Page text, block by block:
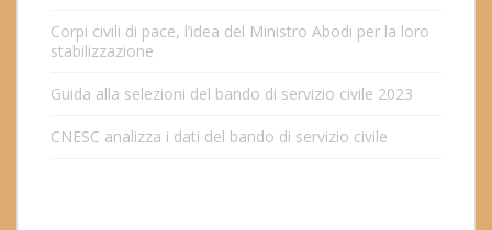
Corpi civili di pace, l’idea del Ministro Abodi per la loro
stabilizzazione
Guida alla selezioni del bando di servizio civile 2023
CNESC analizza i dati del bando di servizio civile